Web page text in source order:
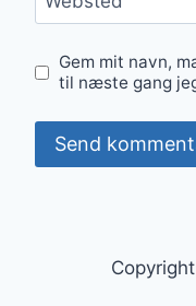
Gem mit navn,
til næste gang